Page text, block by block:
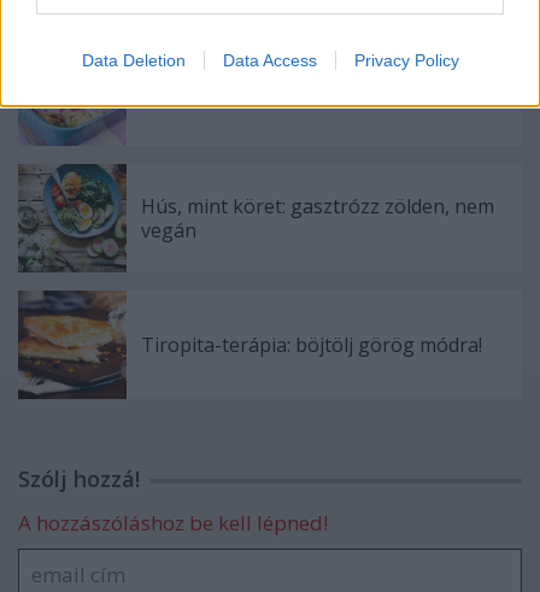
Data Deletion Data Access Privacy Policy
Hús, mint köret: gasztrózz zölden, nem
vegán
Tiropita-terápia: böjtölj görög módra!
Szólj hozzá!
A hozzászóláshoz be kell lépned!